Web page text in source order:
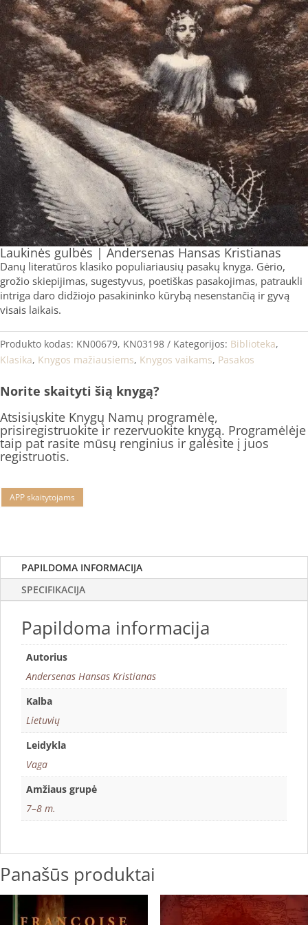
Laukinės gulbės | Andersenas Hansas Kristianas
Danų literatūros klasiko populiariausių pasakų knyga. Gėrio,
grožio skiepijimas, sugestyvus, poetiškas pasakojimas, patraukli
intriga daro didžiojo pasakininko kūrybą nesenstančią ir gyvą
visais laikais.
Produkto kodas: KN00679, KN03198 Kategorijos: Biblioteka,
Klasika, Knygos mažiausiems, Knygos vaikams, Pasakos
Norite skaityti šią knygą?
Atsisiųskite Knygų Namų programėlę,
prisiregistruokite ir rezervuokite knygą. Programėlėje
taip pat rasite mūsų renginius ir galėsite į juos
registruotis.
APP skaitytojams
PAPILDOMA INFORMACIJA
SPECIFIKACIJA
Papildoma informacija
Autorius
Andersenas Hansas Kristianas
Kalba
Lietuvių
Leidykla
Vaga
Amžiaus grupė
7–8 m.
Panašūs produktai